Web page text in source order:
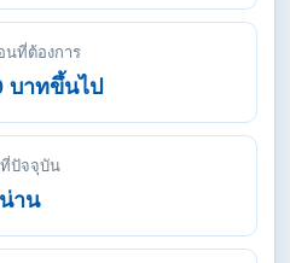
นที่ต้องการ
บาทขึ้นไป
ปัจจุบัน
น่าน